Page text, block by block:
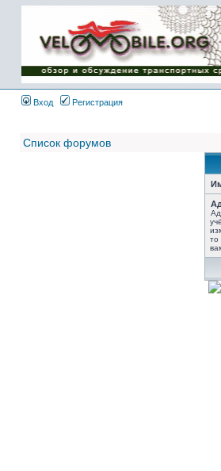
Имя пользователя:
Пароль:
{ LOG_ME_IN_SHORT
}
Вход
Регистрация
Список форумов
то